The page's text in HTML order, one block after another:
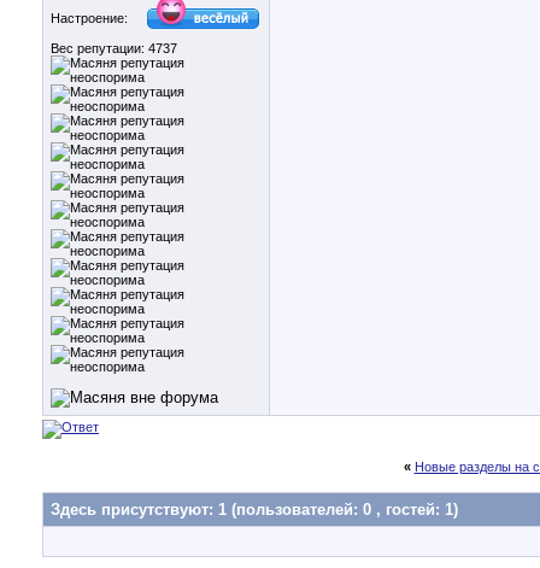
Настроение:
Вес репутации: 4737
« Новые разделы на
Здесь присутствуют: 1 (пользователей: 0 , гостей: 1)